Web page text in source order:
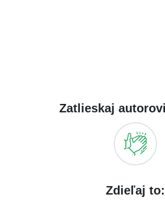
Zatlieskaj
Zdieľaj to: